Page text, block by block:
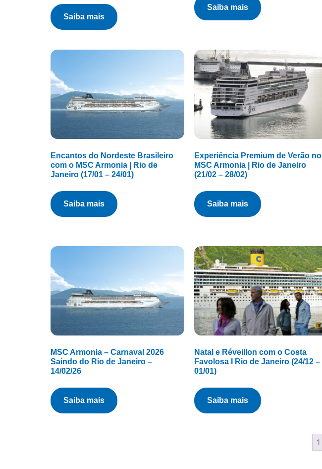
saiba mais
saiba mais
Encantos do Nordeste Brasileiro
com o MSC Armonia | Rio de
Janeiro (17/01 – 24/01)
saiba mais
Experiência Premium de Verão no
MSC Armonia | Rio de Janeiro
(21/02 – 28/02)
saiba mais
MSC Armonia – Carnaval 2026
Saindo do Rio de Janeiro –
14/02/26
saiba mais
Natal e Réveillon com o Costa
Favolosa I Rio de Janeiro (24/12 –
01/01)
saiba mais
1